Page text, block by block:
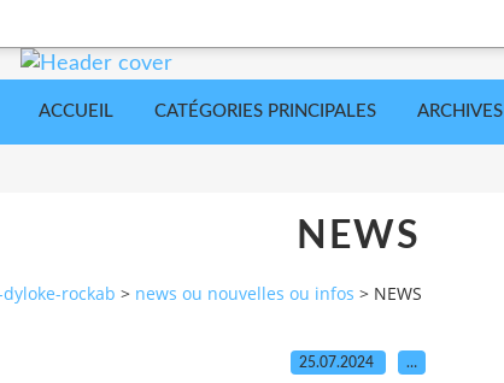
ACCUEIL CATÉGORIES PRINCIPALES ARCHIVES
NEWS
rockab > news ou nouvelles ou infos > NEWS
25.07.2024 …